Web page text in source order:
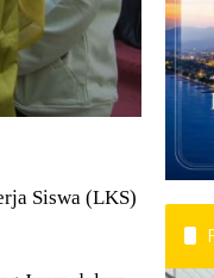
Siswa (LKS)